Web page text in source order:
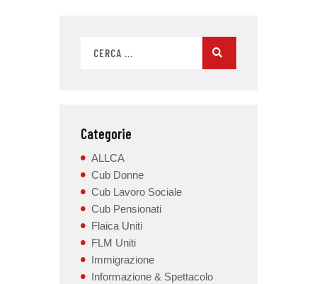
Categorie
ALLCA
Cub Donne
Cub Lavoro Sociale
Cub Pensionati
Flaica Uniti
FLM Uniti
Immigrazione
Informazione & Spettacolo